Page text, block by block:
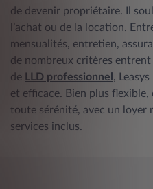
de devenir propriétaire. Il
l’achat ou de la location.
mensualités, entretien,
de nombreux critères
de LLD professionnel ,
et efficace. Bien plus
toute sérénité, avec un loyer
services inclus.